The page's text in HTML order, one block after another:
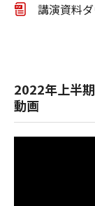
講演資料
2022年上半
動画